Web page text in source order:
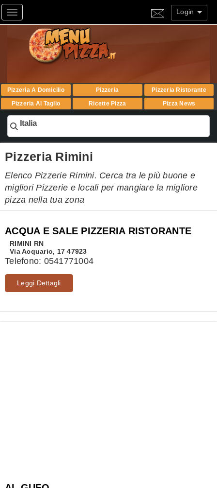
Toggle navigation Login
Pizzeria A Domicilio Pizzeria
Pizzeria Ristorante
Pizzeria Al Taglio
Ricette Pizza Pizza News
Italia
Pizzeria Rimini
Elenco Pizzerie Rimini. Cerca tra le più buone e
migliori Pizzerie e locali per mangiare la migliore
pizza nella tua zona
ACQUA E SALE PIZZERIA RISTORANTE
RIMINI
RN
Via Acquario, 17 47923
Telefono: 0541771004
Leggi Dettagli